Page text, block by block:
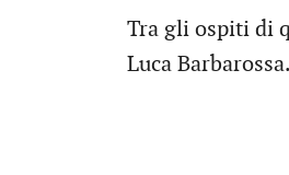
Tra gli ospiti di
Luca Barbarossa.